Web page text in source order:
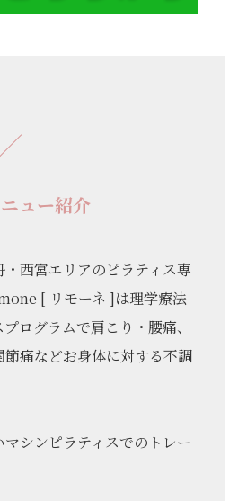
ュー紹介
西宮エリアのピラティス専
[ リモーネ ]は理学療法
ログラムで肩こり・腰痛、
痛などお身体に対する不調
シンピラティスでのトレー